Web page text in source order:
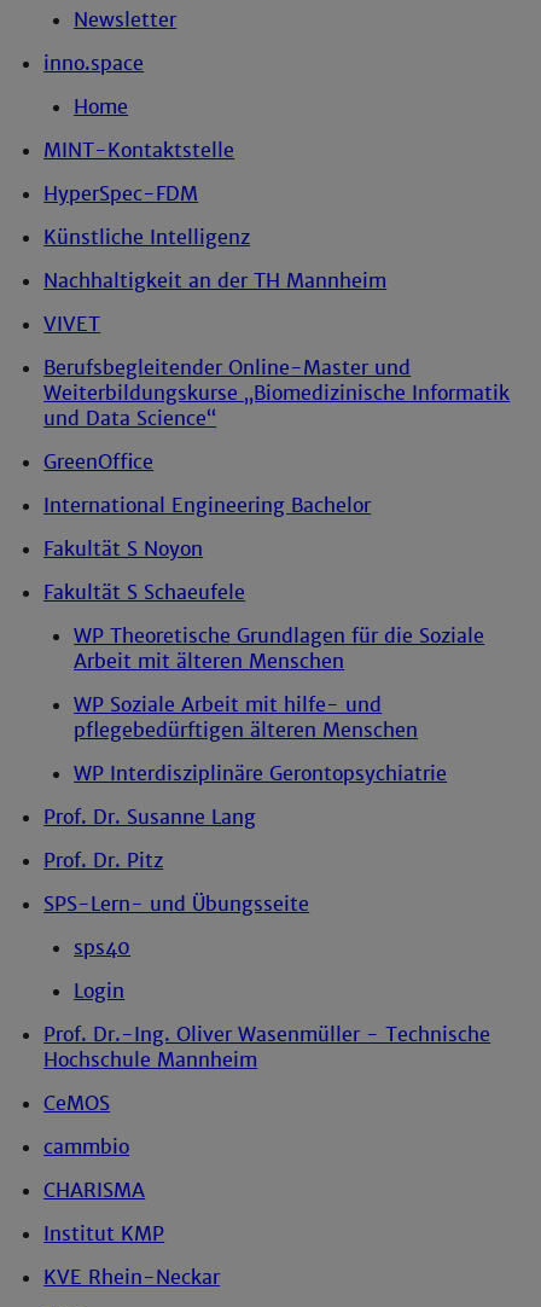
Newsletter
inno.space
Home
MINT-Kontaktstelle
HyperSpec-FDM
Künstliche Intelligenz
Nachhaltigkeit an der TH Mannheim
VIVET
Berufsbegleitender Online-Master und
Weiterbildungskurse „Biomedizinische Informatik
und Data Science“
GreenOffice
International Engineering Bachelor
Fakultät S Noyon
Fakultät S Schaeufele
WP Theoretische Grundlagen für die Soziale
Arbeit mit älteren Menschen
WP Soziale Arbeit mit hilfe- und
pflegebedürftigen älteren Menschen
WP Interdisziplinäre Gerontopsychiatrie
Prof. Dr. Susanne Lang
Prof. Dr. Pitz
SPS-Lern- und Übungsseite
sps40
Login
Prof. Dr.-Ing. Oliver Wasenmüller - Technische
Hochschule Mannheim
CeMOS
cammbio
CHARISMA
Institut KMP
KVE Rhein-Neckar